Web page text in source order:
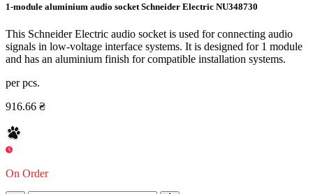
1-module aluminium audio socket Schneider Electric NU348730
This Schneider Electric audio socket is used for connecting audio
signals in low-voltage interface systems. It is designed for 1 module
and has an aluminium finish for compatible installation systems.
per pcs.
916.66 ₴
On Order